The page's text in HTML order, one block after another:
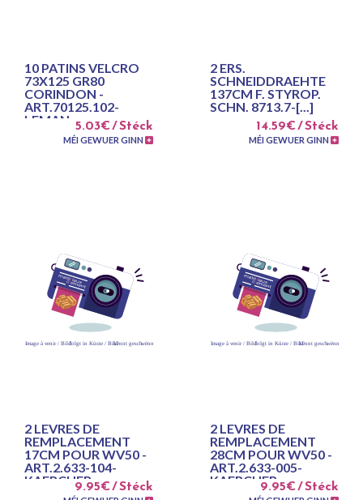
10 PATINS VELCRO
73X125 GR80
CORINDON -
ART.70125.102-
LEMAN 5.03€ / Stéck
MÉI GEWUER GINN
2 ERS.
SCHNEIDDRAEHTE
137CM F. STYROP.
SCHN. 8713.7-[...]
14.59€ / Stéck
MÉI GEWUER GINN
2 LEVRES DE
REMPLACEMENT
17CM POUR WV50 -
ART.2.633-104-
KAERCHER9.95€ / Stéck
2 LEVRES DE
REMPLACEMENT
28CM POUR WV50 -
ART.2.633-005-
KAERCHER9.95€ / Stéck